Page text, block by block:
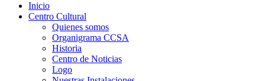
Inicio
Centro Cultural
Quienes somos
Organigrama CCSA
Historia
Centro de Noticias
Logo